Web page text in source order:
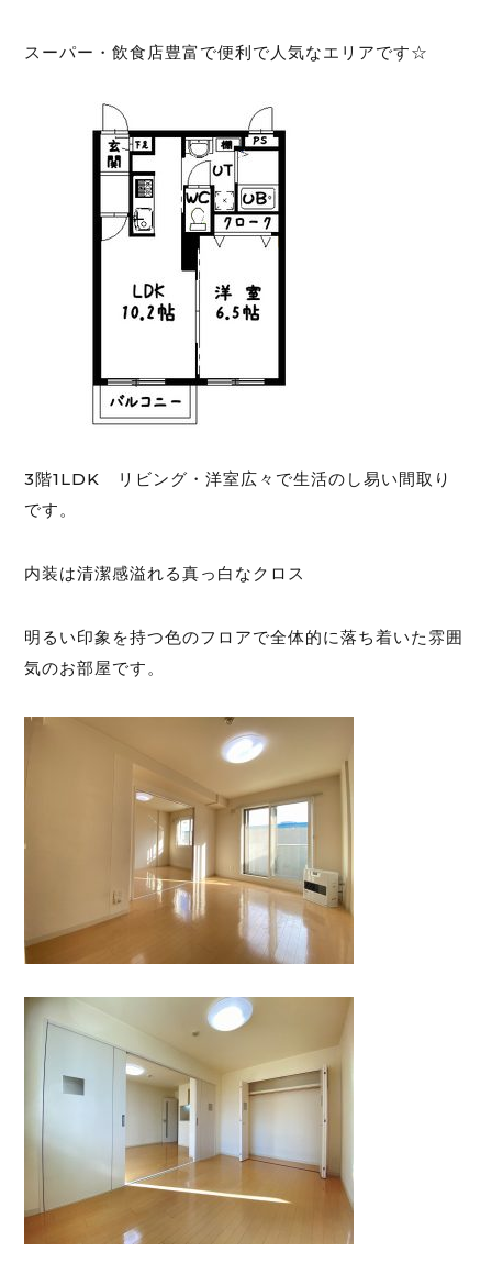
スーパー・飲食店豊富で便利で人気なエリアです☆
3階1LDK リビング・洋室広々で生活のし易い間取り
です。
内装は清潔感溢れる真っ白なクロス
明るい印象を持つ色のフロアで全体的に落ち着いた雰囲
気のお部屋です。